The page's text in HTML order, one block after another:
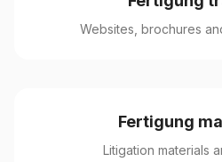
Websites, brochures
Fertigung
Litigation materials